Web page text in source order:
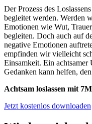
Der Prozess des
begleitet werden. Werden
Emotionen wie Wut,
begleiten. Doch auch auf
negative Emotionen
empfinden wir vielleicht
Einsamkeit. Ein achtsamer
Gedanken kann helfen,
Achtsam loslassen mit
Jetzt kostenlos downloaden